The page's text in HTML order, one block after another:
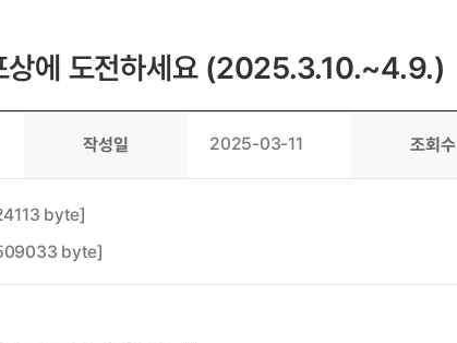
상에 도전하세요 (2025.3.10.~4.9.)
작성일 2025-03-11 조회수
byte]
byte]